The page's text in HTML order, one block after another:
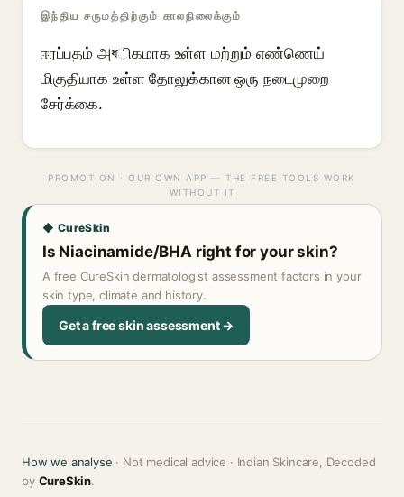
இந்திய சருமத்திற்கும் காலநிலைக்கும்
ஈரப்பதம் அধிகமாக உள்ள மற்றும் எண்ணெய்
மிகுதியாக உள்ள தோலுக்கான ஒரு நடைமுறை
சேர்க்கை.
PROMOTION · OUR OWN APP — THE FREE TOOLS WORK
WITHOUT IT
◆ CureSkin
Is Niacinamide/BHA right for your skin?
A free CureSkin dermatologist assessment factors in your
skin type, climate and history.
Get a free skin assessment →
How we analyse · Not medical advice · Indian Skincare, Decoded
by CureSkin.